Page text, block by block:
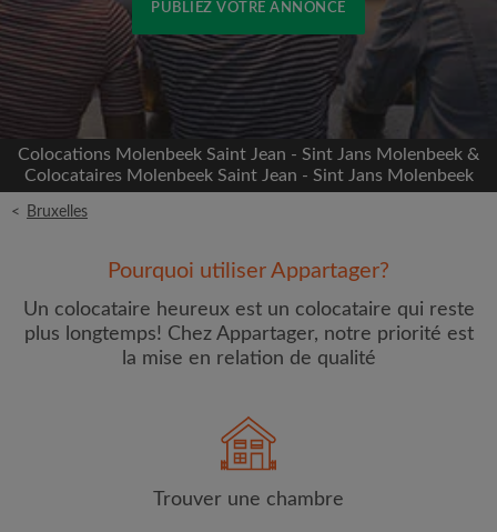
PUBLIEZ VOTRE ANNONCE
Inscrivez-vous avec Facebook
Nous ne publierons jamais sur votre page sans
votre accord
Loyer max par mois (€)
Prénom
Colocations Molenbeek Saint Jean - Sint Jans Molenbeek &
Colocataires Molenbeek Saint Jean - Sint Jans Molenbeek
< Bruxelles
Pourquoi utiliser Appartager?
Un colocataire heureux est un colocataire qui reste
plus longtemps! Chez Appartager, notre priorité est
la mise en relation de qualité
Trouver une chambre